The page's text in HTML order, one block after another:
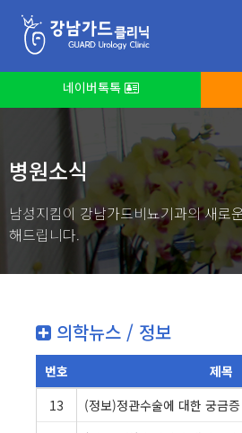
네이버톡톡
병원소식
남성지킴이 강남가드비뇨기과의 새로
해드립니다.
의학뉴스 / 정보
번호
제목
13
(정보)정관수술에 대한 궁금증